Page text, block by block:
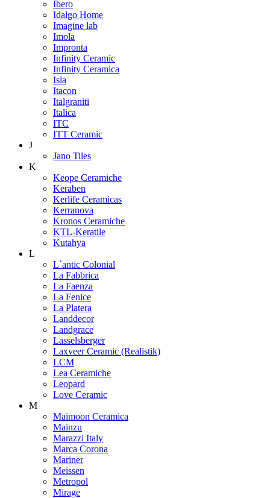
Ibero
Idalgo Home
Imagine lab
Imola
Impronta
Infinity Ceramic
Infinity Ceramica
Isla
Itacon
Italgraniti
Italica
ITC
ITT Ceramic
J
Jano Tiles
K
Keope Ceramiche
Keraben
Kerlife Ceramicas
Kerranova
Kronos Ceramiche
KTL-Keratile
Kutahya
L
L`antic Colonial
La Fabbrica
La Faenza
La Fenice
La Platera
Landdecor
Landgrace
Lasselsberger
Laxveer Ceramic (Realistik)
LCM
Lea Ceramiche
Leopard
Love Ceramic
M
Maimoon Ceramica
Mainzu
Marazzi Italy
Marca Corona
Mariner
Meissen
Metropol
Mirage